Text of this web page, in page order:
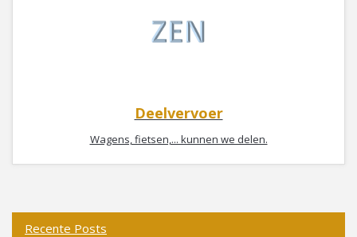
Deelvervoer
Wagens, fietsen,... kunnen we delen.
Recente Posts